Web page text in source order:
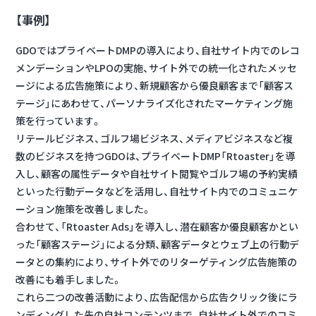
【事例】
GDOではプライベートDMPの導入により、自社サイト内でのレコ
メンデーションやLPOの実施、サイト外での統一化されたメッセ
ージによる広告施策により、新規顧客から優良顧客まで「顧客ス
テージ」にあわせて、パーソナライズ化されたマーケティング施
策を行っています。
リテールビジネス、ゴルフ場ビジネス、メディアビジネスなど複
数のビジネスを持つGDOは、プライベートDMP「Rtoaster」を導
入し、顧客の属性データや自社サイト閲覧やゴルフ場の予約実績
といった行動データなどを活用し、自社サイト内でのコミュニケ
ーション施策を改善しました。
合わせて、「Rtoaster Ads」を導入し、潜在顧客か優良顧客かとい
った「顧客ステージ」による分類、顧客データとウェブ上の行動デ
ータとの集約により、サイト外でのリターゲティング広告施策の
改善にも着手しました。
これら二つの改善活動により、広告配信から広告クリック後にラ